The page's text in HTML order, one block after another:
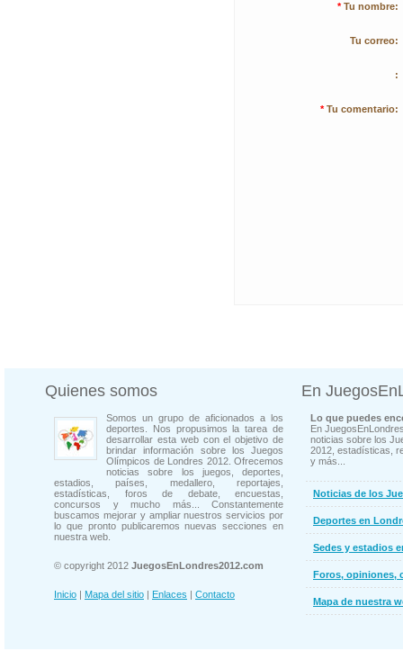
* Tu nombre:
Tu correo:
:
* Tu comentario:
Quienes somos
Somos un grupo de aficionados a los
deportes. Nos propusimos la tarea de
desarrollar esta web con el objetivo de
brindar información sobre los Juegos
Olímpicos de Londres 2012. Ofrecemos
noticias sobre los juegos, deportes,
estadios, países, medallero, reportajes,
estadísticas, foros de debate, encuestas,
concursos y mucho más... Constantemente
buscamos mejorar y ampliar nuestros servicios por
lo que pronto publicaremos nuevas secciones en
nuestra web.
© copyright 2012 JuegosEnLondres2012.com
Inicio | Mapa del sitio | Enlaces | Contacto
En
Lo que puedes
En
noticias sobre los
2012, estadísticas,
y más...
Noticias de los
Deportes en
Sedes y estadios
Foros, opiniones,
Mapa de nuestra